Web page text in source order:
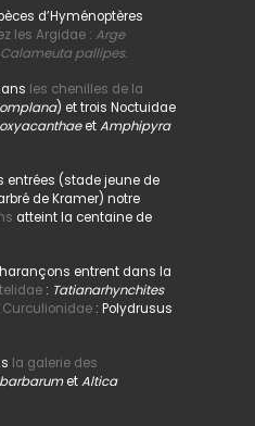
d’Hyménoptères
les Argidae : Arge
Calameuta pallipes.
les chenilles de la
) et trois Noctuidae
etAmphipyra
entrées (stade jeune de
de Kramer) notre
atteint la centaine de
entrent dans la
: Tatianarhynchites
Curculionidae: Polydrusus
la galerie des
etAltica